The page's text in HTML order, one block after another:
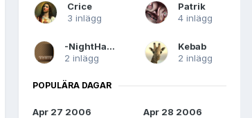
Crice
3 inlägg
Patrik
4 inlägg
-NightHawk-
2 inlägg
Kebab
2 inlägg
POPULÄRA DAGAR
Apr 27 2006
Apr 28 2006